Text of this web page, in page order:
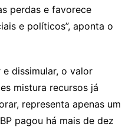
perdas e favorece
e políticos”, aponta o
dissimular, o valor
mistura recursos já
representa apenas um
pagou há mais de dez